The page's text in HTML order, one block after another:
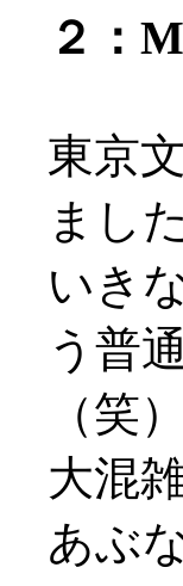
２：
東京
ました
いき
う普
（笑）
大混
あぶ